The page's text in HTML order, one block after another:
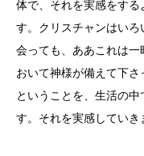
体で、それを実感をす
す。クリスチャンはい
会っても、ああこれは
おいて神様が備えて下
ということを、生活の
す。それを実感していき